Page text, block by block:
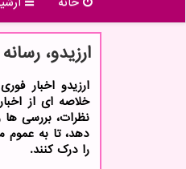
ارزیدو،
ارزیدو اخبار
خلاصه ای از
نظرات، بررسی
دهد، تا به عموم
را درک کنند.